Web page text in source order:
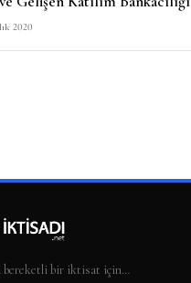
2020
bereketli bir iktisat için…